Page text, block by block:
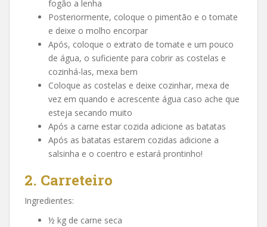
fogão a lenha
Posteriormente, coloque o pimentão e o tomate
e deixe o molho encorpar
Após, coloque o extrato de tomate e um pouco
de água, o suficiente para cobrir as costelas e
cozinhá-las, mexa bem
Coloque as costelas e deixe cozinhar, mexa de
vez em quando e acrescente água caso ache que
esteja secando muito
Após a carne estar cozida adicione as batatas
Após as batatas estarem cozidas adicione a
salsinha e o coentro e estará prontinho!
2. Carreteiro
Ingredientes:
½ kg de carne seca